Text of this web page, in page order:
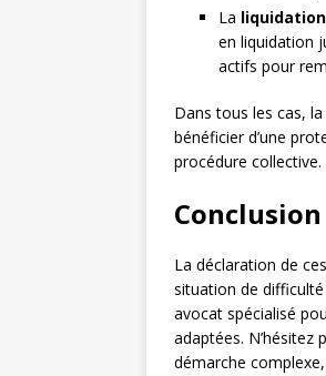
La
en liquidation
actifs pour
Dans tous les cas,
bénéficier d’une
procédure collective.
Conclusion
La déclaration de
situation de difficulté
avocat spécialisé
adaptées. N’hésitez
démarche